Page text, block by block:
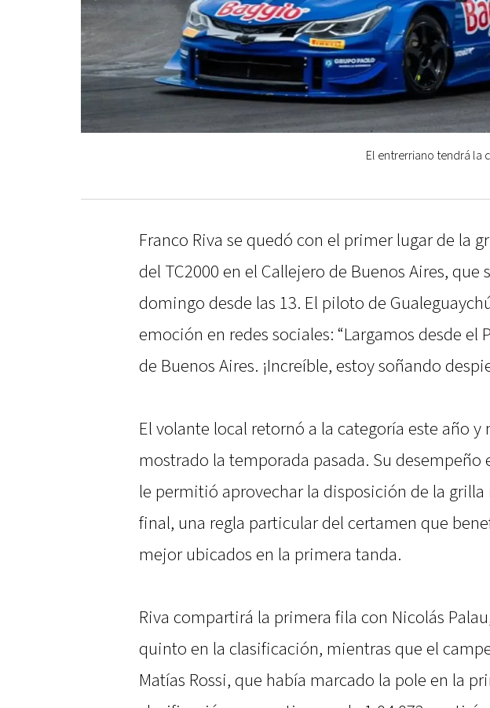
El entrerriano tendrá la
Franco Riva se quedó con el primer lugar de la
del TC2000 en el Callejero de Buenos Aires, que
domingo desde las 13. El piloto de
emoción en redes sociales: “Largamos desde el
de Buenos Aires. ¡Increíble, estoy soñando
El volante local retornó a la categoría este año
mostrado la temporada pasada. Su desempeño
le permitió aprovechar la disposición de la
final, una regla particular del certamen que
mejor ubicados en la primera tanda.
Riva compartirá la primera fila con Nicolás
quinto en la clasificación, mientras que el
Matías Rossi, que había marcado la pole en la